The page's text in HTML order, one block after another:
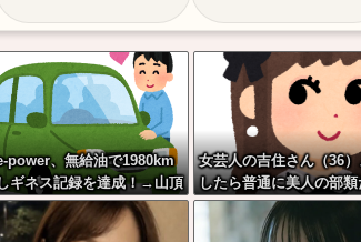
power、無給油で1980km
ギネス記録を達成！→山頂
ってるだけでした…
女芸人の吉住さん（36
したら普通に美人の部
判明ｗｗｗｗｗｗｗｗｗ